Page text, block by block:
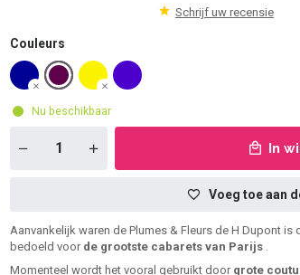
Schrijf uw recensie
Couleurs
Nu beschikbaar
In
Voeg toe aan
Aanvankelijk waren de Plumes & Fleurs de H Dupont is
bedoeld voor de grootste cabarets van Parijs .
Momenteel wordt het vooral gebruikt door grote